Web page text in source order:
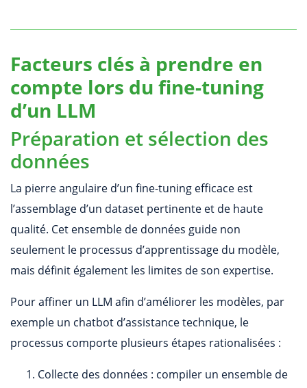
Facteurs clés à prendre en
compte lors du fine-tuning
d’un LLM
Préparation et sélection des
données
La pierre angulaire d’un fine-tuning efficace est
l’assemblage d’un dataset pertinente et de haute
qualité. Cet ensemble de données guide non
seulement le processus d’apprentissage du modèle,
mais définit également les limites de son expertise.
Pour affiner un LLM afin d’améliorer les modèles, par
exemple un chatbot d’assistance technique, le
processus comporte plusieurs étapes rationalisées :
Collecte des données : compiler un ensemble de